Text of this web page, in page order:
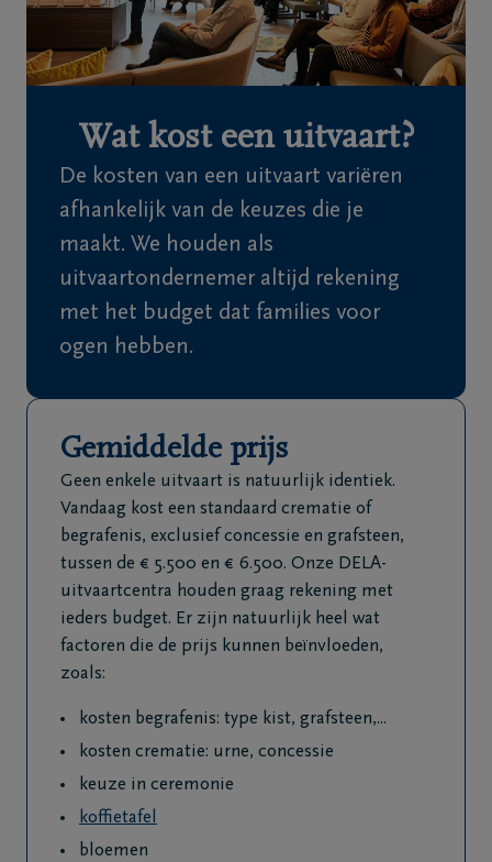
Wie
we
Contact
Uitvaart
regelen
Ons
Veelgestelde
vragen
Meld een
overlijden
24u/24
+32
59
63
63
Oostende
Wat kost een uitvaart?
De kosten van een uitvaart variëren
afhankelijk van de keuzes die je
maakt. We houden als
uitvaartondernemer altijd rekening
met het budget dat families voor
ogen hebben.
Gemiddelde prijs
Geen enkele uitvaart is natuurlijk identiek.
Vandaag kost een standaard crematie of
begrafenis, exclusief concessie en grafsteen,
tussen de € 5.500 en € 6.500. Onze DELA-
uitvaartcentra houden graag rekening met
ieders budget. Er zijn natuurlijk heel wat
factoren die de prijs kunnen beïnvloeden,
zoals:
kosten begrafenis: type kist, grafsteen,...
kosten crematie: urne, concessie
keuze in ceremonie
koffietafel
bloemen